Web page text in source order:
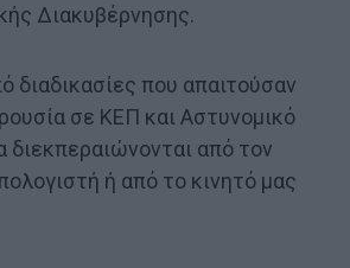
Διακυβέρνησης.
διαδικασίες που απαιτούσαν
σε ΚΕΠ και Αστυνομικό
διεκπεραιώνονται από τον
ή από το κινητό μας